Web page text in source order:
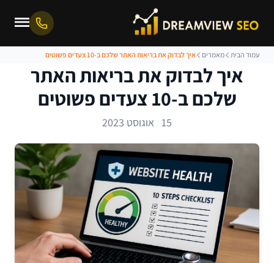
עמוד הבית מאמרים איך לבדוק את בריאות האתר שלכם ב-10 צעדים פשוטים
איך לבדוק את בריאות האתר
שלכם ב-10 צעדים פשוטים
15 אוגוסט 2023